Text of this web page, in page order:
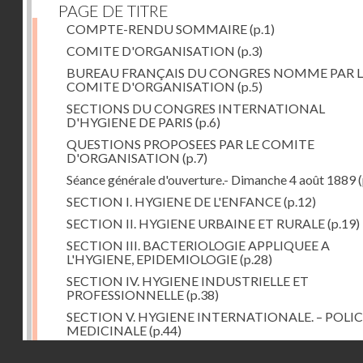
PAGE DE TITRE
COMPTE-RENDU SOMMAIRE(p.1)
COMITE D'ORGANISATION (p.3)
BUREAU FRANÇAIS DU CONGRES NOMME PAR
COMITE D'ORGANISATION (p.5)
SECTIONS DU CONGRES INTERNATIONAL
D'HYGIENE DE PARIS (p.6)
QUESTIONS PROPOSEES PAR LE COMITE
D'ORGANISATION (p.7)
Séance générale d'ouverture.- Dimanche 4 août 1889
SECTION I. HYGIENE DE L'ENFANCE(p.12)
SECTION II. HYGIENE URBAINE ET RURALE(p.19)
SECTION III. BACTERIOLOGIE APPLIQUEE A
L'HYGIENE, EPIDEMIOLOGIE(p.28)
SECTION IV. HYGIENE INDUSTRIELLE ET
PROFESSIONNELLE(p.38)
SECTION V. HYGIENE INTERNATIONALE. –
MEDICINALE(p.44)